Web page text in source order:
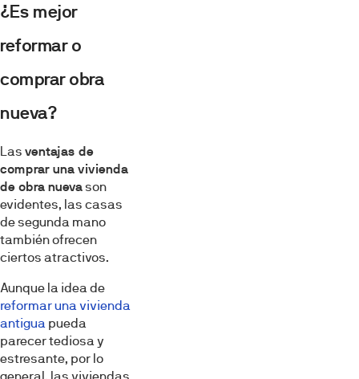
¿Es mejor
reformar o
comprar obra
nueva?
Las ventajas de
comprar una vivienda
de obra nuevason
evidentes, las casas
de segunda mano
también ofrecen
ciertos atractivos.
Aunque la idea de
reformar una vivienda
antigua pueda
parecer tediosa y
estresante, por lo